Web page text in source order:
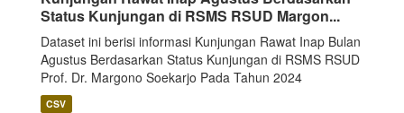
Status Kunjungan di RSMS RSUD Margon...
Dataset ini berisi informasi Kunjungan Rawat Inap Bulan
Agustus Berdasarkan Status Kunjungan di RSMS RSUD
Prof. Dr. Margono Soekarjo Pada Tahun 2024
CSV